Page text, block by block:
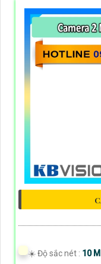
☀️ Độ sắc nét : 10